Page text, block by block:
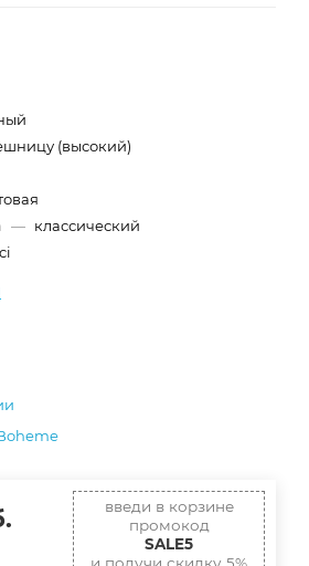
(высокий)
— классический
введи в корзине
промокод
SALE5
и получи скидку 5%